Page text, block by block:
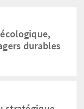
durables